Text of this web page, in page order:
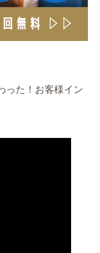
った！お客様イン